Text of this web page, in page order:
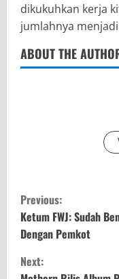
dikukuhkan kerja
jumlahnya
ABOUT THE
C
o
n
Previous:
Ketum FWJ: Sudah
Dengan Pemkot
Next: